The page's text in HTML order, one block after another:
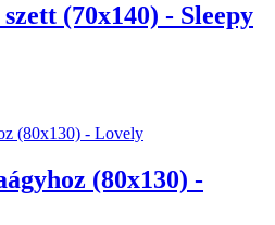
(70x140) - Sleepy
(80x130) -